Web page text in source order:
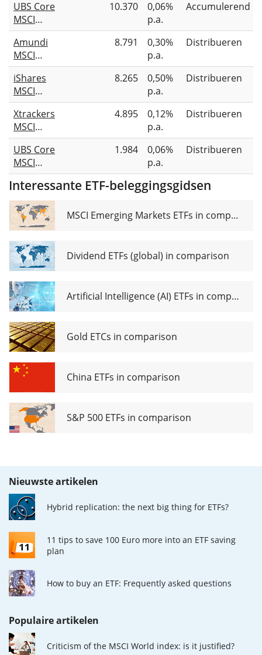
UBS Core
MSCI
World
UCITS
ETF USD
acc
10.370
0,06%
p.a.
Accumulerend
Amundi
MSCI
World
Swap II
UCITS
ETF Dist
8.791
0,30%
p.a.
Distribueren
iShares
MSCI
World
UCITS
ETF (Dist)
8.265
0,50%
p.a.
Distribueren
Xtrackers
MSCI
World
UCITS
ETF 1D
4.895
0,12%
p.a.
Distribueren
UBS Core
MSCI
World
UCITS
ETF USD
dis
1.984
0,06%
p.a.
Distribueren
Interessante ETF-beleggingsgidsen
MSCI Emerging Markets ETFs in comparison
Dividend ETFs (global) in comparison
Artificial Intelligence (AI) ETFs in comparison
Gold ETCs in comparison
China ETFs in comparison
S&P 500 ETFs in comparison
Nieuwste artikelen
Hybrid replication: the next big thing for ETFs?
11 tips to save 100 Euro more into an ETF saving
plan
How to buy an ETF: Frequently asked questions
Populaire artikelen
Criticism of the MSCI World index: is it justified?